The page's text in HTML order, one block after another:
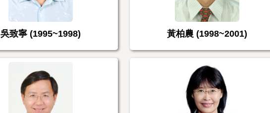
吳致寧 (1995~1998) 黃柏農 (1998~2001)